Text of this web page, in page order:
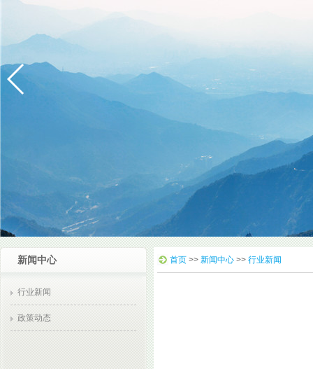
新闻中心
行业新闻
政策动态
首页 >> 新闻中心 >> 行业新闻